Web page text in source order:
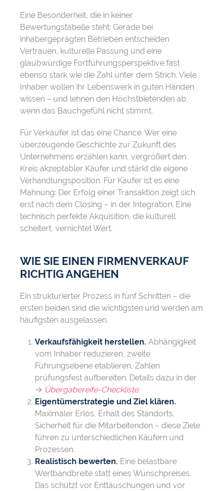
Eine Besonderheit, die in keiner
Bewertungstabelle steht: Gerade bei
inhabergeprägten Betrieben entscheiden
Vertrauen, kulturelle Passung und eine
glaubwürdige Fortführungsperspektive fast
ebenso stark wie die Zahl unter dem Strich. Viele
Inhaber wollen ihr Lebenswerk in guten Händen
wissen – und lehnen den Höchstbietenden ab,
wenn das Bauchgefühl nicht stimmt.
Für Verkäufer ist das eine Chance. Wer eine
überzeugende Geschichte zur Zukunft des
Unternehmens erzählen kann, vergrößert den
Kreis akzeptabler Käufer und stärkt die eigene
Verhandlungsposition. Für Käufer ist es eine
Mahnung: Der Erfolg einer Transaktion zeigt sich
erst nach dem Closing – in der Integration. Eine
technisch perfekte Akquisition, die kulturell
scheitert, vernichtet Wert.
WIE SIE EINEN FIRMENVERKAUF
RICHTIG ANGEHEN
Ein strukturierter Prozess in fünf Schritten – die
ersten beiden sind die wichtigsten und werden am
häufigsten ausgelassen.
Verkaufsfähigkeit herstellen. Abhängigkeit
vom Inhaber reduzieren, zweite
Führungsebene etablieren, Zahlen
prüfungsfest aufbereiten. Details dazu in der
→ Übergabereife-Checkliste.
Eigentümerstrategie und Ziel klären.
Maximaler Erlös, Erhalt des Standorts,
Sicherheit für die Mitarbeitenden – diese Ziele
führen zu unterschiedlichen Käufern und
Prozessen.
Realistisch bewerten. Eine belastbare
Wertbandbreite statt eines Wunschpreises.
Das schützt vor Enttäuschungen und vor